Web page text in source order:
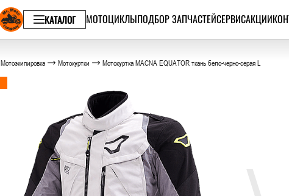
КАТАЛОГ МОТОЦИКЛЫПОДБОР ЗАПЧАСТЕЙСЕРВИСАКЦИИ
Мотоэкипировка Мотокуртки Мотокуртка MACNA EQUATOR ткань бело-черно-серая L